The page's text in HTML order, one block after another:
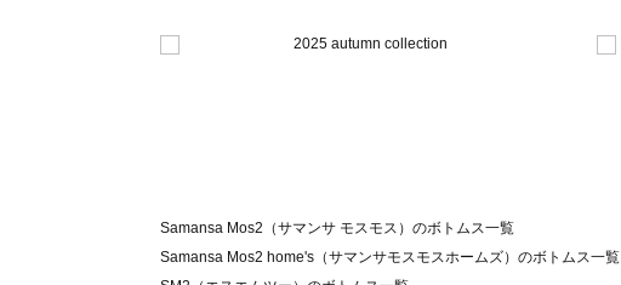
Samansa Mos2（サマンサ モスモス）のボトムス一覧
Samansa Mos2 home's（サマンサモスモスホームズ）のボトムス一覧